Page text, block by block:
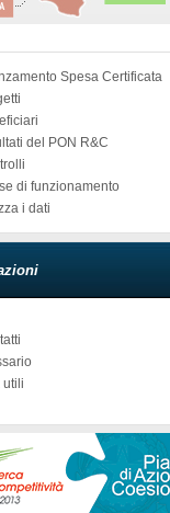
Spesa Certificata
del PON R&C
di funzionamento
i dati
utili